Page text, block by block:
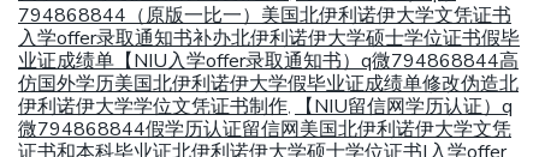
794868844（原版一比一）美国北伊利诺伊大学文凭证书
入学offer录取通知书补办北伊利诺伊大学硕士学位证书假毕
业证成绩单【NIU入学offer录取通知书）q微794868844高
仿国外学历美国北伊利诺伊大学假毕业证成绩单修改伪造北
伊利诺伊大学学位文凭证书制作,
【NIU留信网学历认证）q
微794868844假学历认证留信网美国北伊利诺伊大学文凭